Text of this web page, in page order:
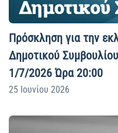
Πρόσκληση για την
Δημοτικού
1/7/2026 Ώρα 20:00
25 Ιουνίου 2026